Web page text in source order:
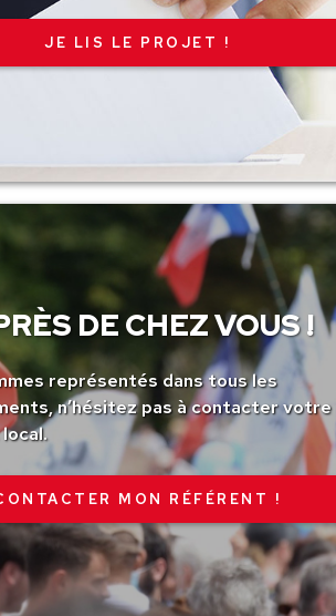
JE LIS LE PROJET !
DE CHEZ VOUS !
représentés dans tous les
n’hésitez pas à contacter votre
MON RÉFÉRENT !